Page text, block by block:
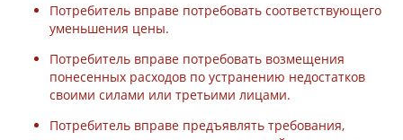
Потребитель вправе потребовать соответствующего
уменьшения цены.
Потребитель вправе потребовать возмещения
понесенных расходов по устранению недостатков
своими силами или третьими лицами.
Потребитель вправе предъявлять требования,